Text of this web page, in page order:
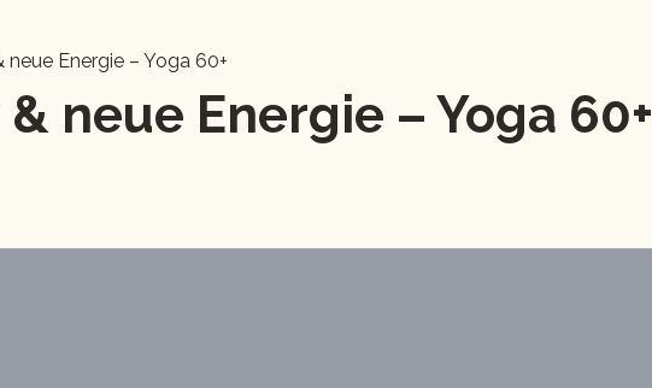
Energie – Yoga 60+
neue Energie – Yoga 60+